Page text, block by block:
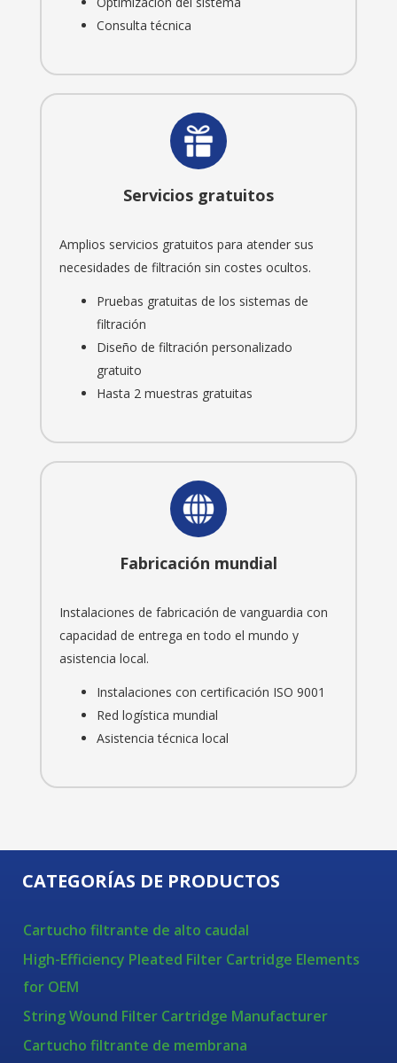
Consulta técnica
Servicios gratuitos
Amplios servicios gratuitos para atender sus
necesidades de filtración sin costes ocultos.
Pruebas gratuitas de los sistemas de
filtración
Diseño de filtración personalizado
gratuito
Hasta 2 muestras gratuitas
Fabricación mundial
Instalaciones de fabricación de vanguardia con
capacidad de entrega en todo el mundo y
asistencia local.
Instalaciones con certificación ISO 9001
Red logística mundial
Asistencia técnica local
CATEGORÍAS DE PRODUCTOS
Cartucho filtrante de alto caudal
High-Efficiency Pleated Filter Cartridge Elements
for OEM
String Wound Filter Cartridge Manufacturer
Cartucho filtrante de membrana